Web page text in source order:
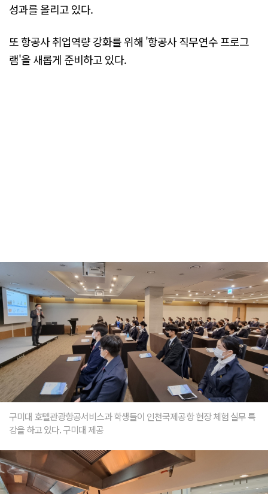
성과를 올리고 있다.
또 항공사 취업역량 강화를 위해 '항공사 직무연수 프로그
램'을 새롭게 준비하고 있다.
구미대 호텔관광항공서비스과 학생들이 인천국제공항 현장 체험 실무 특
강을 하고 있다. 구미대 제공